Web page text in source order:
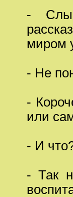
-
миром
- Не
-
или
- И
- Так